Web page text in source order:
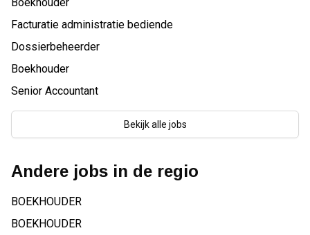
Facturatie administratie bediende
Dossierbeheerder
Boekhouder
Senior Accountant
Bekijk alle jobs
Andere jobs in de regio
BOEKHOUDER
BOEKHOUDER